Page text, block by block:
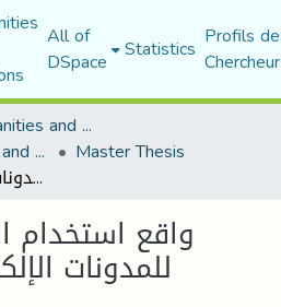
All of
DSpace Statistics Profils
Faculty of Humanities and Social Sciences
Department of Media and Communication Studies Master Thesis
واقع استخدام الطلبة الجامعيين للمدونات الإلكترونية التعليمية
واقع استخدام
للمدونات